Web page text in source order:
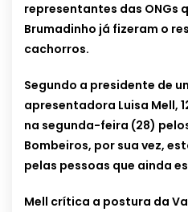
representantes das ONGs
Brumadinho já fizeram o
cachorros.
Segundo a presidente de
apresentadora Luisa Mell,
na segunda-feira (28)
Bombeiros, por sua vez,
pelas pessoas que ainda
Mell crítica a postura da